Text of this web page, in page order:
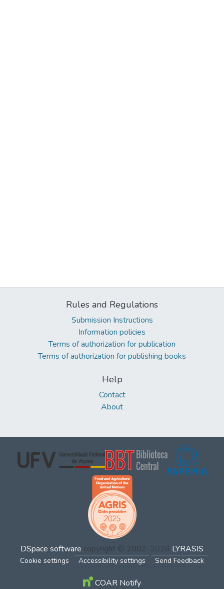
Rules and Regulations
Submission Instructions
Information policies
Terms of authorization for publication
Terms of authorization for publishing books
Help
Contact
About
DSpace software copyright © 2002-2026 LYRASIS
Cookie settings Accessibility settings Send Feedback
COAR Notify